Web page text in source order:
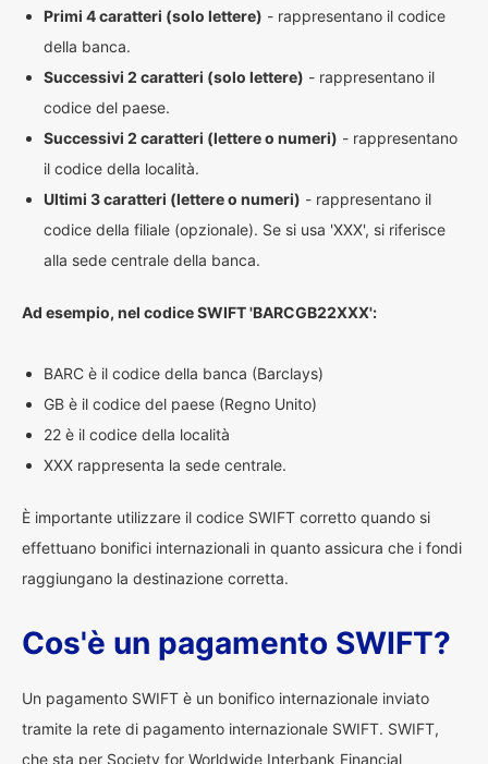
Primi 4 caratteri (solo lettere) - rappresentano il codice
della banca.
Successivi 2 caratteri (solo lettere) - rappresentano il
codice del paese.
Successivi 2 caratteri (lettere o numeri) - rappresentano
il codice della località.
Ultimi 3 caratteri (lettere o numeri) - rappresentano il
codice della filiale (opzionale). Se si usa 'XXX', si riferisce
alla sede centrale della banca.
Ad esempio, nel codice SWIFT 'BARCGB22XXX':
BARC è il codice della banca (Barclays)
GB è il codice del paese (Regno Unito)
22 è il codice della località
XXX rappresenta la sede centrale.
È importante utilizzare il codice SWIFT corretto quando si
effettuano bonifici internazionali in quanto assicura che i fondi
raggiungano la destinazione corretta.
Cos'è un pagamento SWIFT?
Un pagamento SWIFT è un bonifico internazionale inviato
tramite la rete di pagamento internazionale SWIFT. SWIFT,
che sta per Society for Worldwide Interbank Financial